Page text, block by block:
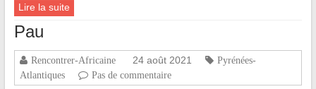
Lire la suite
Pau
Rencontrer-Africaine 24 août 2021
Pyrénées-
Atlantiques
Pas de commentaire